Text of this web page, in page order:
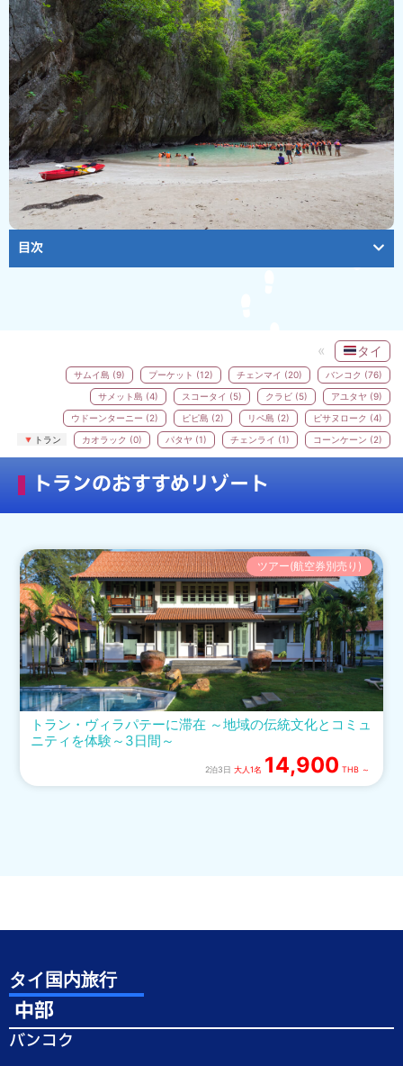
目次
タイ
バンコク (76)
チェンマイ (20)
プーケット (12)
サムイ島 (9)
アユタヤ (9)
クラビ (5)
スコータイ (5)
サメット島 (4)
ピサヌローク (4)
リペ島 (2)
ピピ島 (2)
ウドーンターニー (2)
コーンケーン (2)
チェンライ (1)
パタヤ (1)
カオラック (0)
トラン
トランのおすすめリゾート
トラン・ヴィラパテーに滞在 ～地域の伝統文化とコミュ
ニティを体験～3日間～
ツアー(航空券別売り)
2泊3日 大人1名 14,900 THB ～
タイ国内旅行
中部
バンコク